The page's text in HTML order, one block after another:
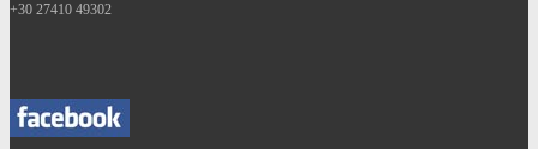
+30 27410 49302